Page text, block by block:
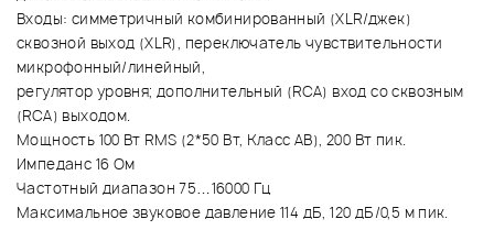
Входы: симметричный комбинированный (XLR/джек)
сквозной выход (XLR), переключатель чувствительности
микрофонный/линейный,
регулятор уровня; дополнительный (RCA) вход со сквозным
(RCA) выходом.
Мощность 100 Вт RMS (2*50 Вт, Класс AB), 200 Вт пик.
Импеданс 16 Ом
Частотный диапазон 75…16000 Гц
Максимальное звуковое давление 114 дБ, 120 дБ/0,5 м пик.